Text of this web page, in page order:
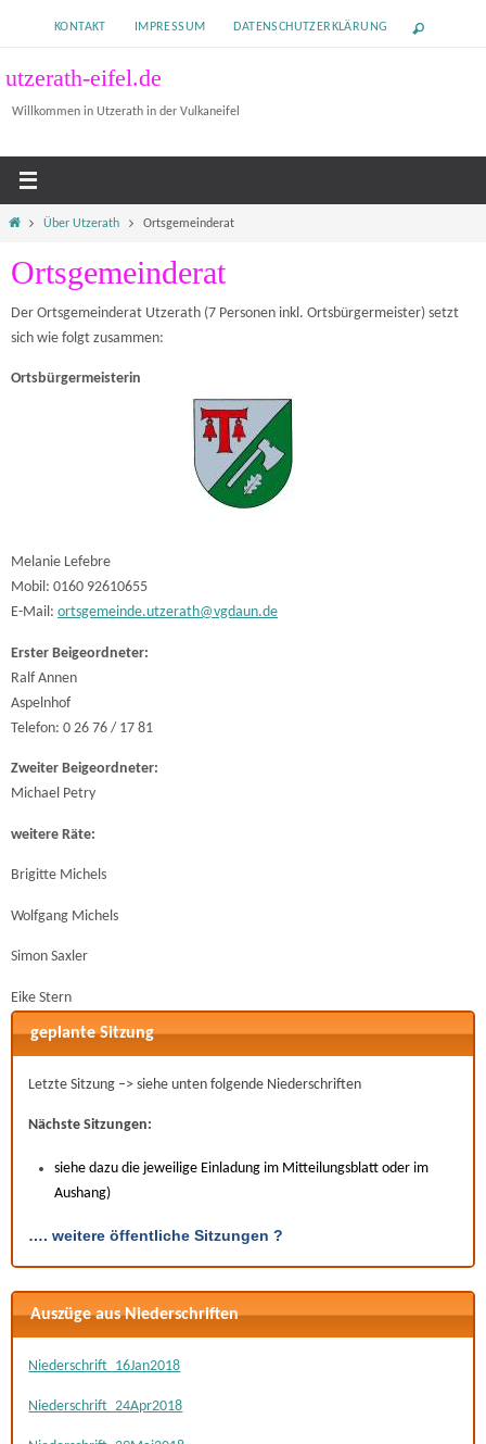
KONTAKT IMPRESSUM DATENSCHUTZERKLÄRUNG
utzerath-eifel.de
Willkommen in Utzerath in der Vulkaneifel
HomeÜber Utzerath Ortsgemeinderat
Ortsgemeinderat
Der Ortsgemeinderat Utzerath (7 Personen inkl. Ortsbürgermeister) setzt
sich wie folgt zusammen:
Ortsbürgermeisterin
Melanie Lefebre
Mobil: 0160 92610655
E-Mail: ortsgemeinde.utzerath@vgdaun.de
Erster Beigeordneter:
Ralf Annen
Aspelnhof
Telefon: 0 26 76 / 17 81
Zweiter Beigeordneter:
Michael Petry
weitere Räte:
Brigitte Michels
Wolfgang Michels
Simon Saxler
Eike Stern
geplante Sitzung
Letzte Sitzung –> siehe unten folgende Niederschriften
Nächste Sitzungen:
siehe dazu die jeweilige Einladung im Mitteilungsblatt oder im
Aushang)
…. weitere öffentliche Sitzungen ?
Auszüge aus Niederschriften
Niederschrift_16Jan2018
Niederschrift_24Apr2018